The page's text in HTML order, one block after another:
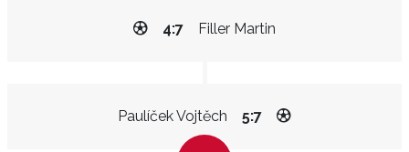
Filler Martin
4:7
Paulíček Vojtěch 5:7